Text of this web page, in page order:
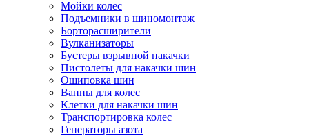
Мойки колес
Подъемники в шиномонтаж
Борторасширители
Вулканизаторы
Бустеры взрывной накачки
Пистолеты для накачки шин
Ошиповка шин
Ванны для колес
Клетки для накачки шин
Транспортировка колес
Генераторы азота